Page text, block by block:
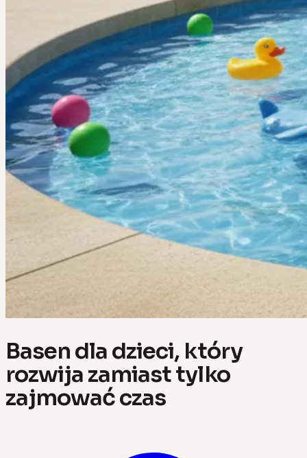
Basen dla dzieci, który
rozwija zamiast tylko
zajmować czas